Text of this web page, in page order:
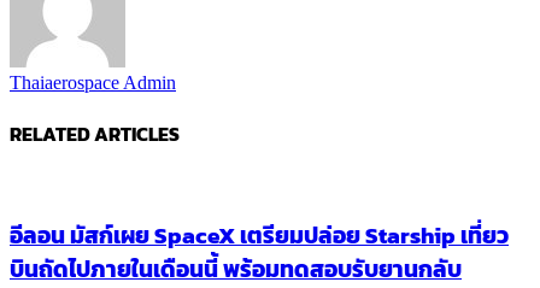
Thaiaerospace Admin
RELATED ARTICLES
อีลอน มัสก์เผย SpaceX เตรียมปล่อย Starship เที่ยว
บินถัดไปภายในเดือนนี้ พร้อมทดสอบรับยานกลับ